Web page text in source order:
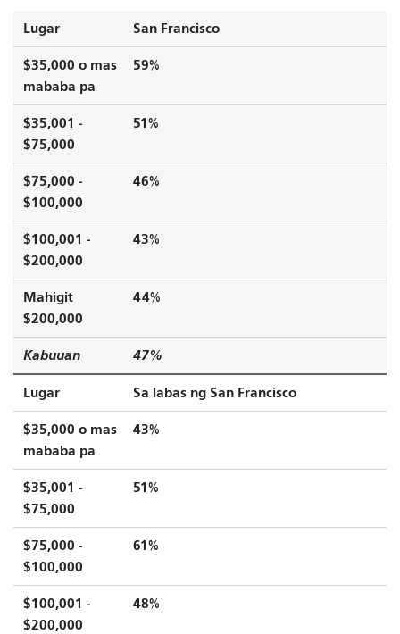
Lugar San Francisco
$35,000 o mas
mababa pa
59%
$35,001 -
$75,000
51%
$75,000 -
$100,000
46%
$100,001 -
$200,000
43%
Mahigit
$200,000
44%
Kabuuan 47%
Lugar Sa labas ng San Francisco
$35,000 o mas
mababa pa
43%
$35,001 -
$75,000
51%
$75,000 -
$100,000
61%
$100,001 -
$200,000
48%